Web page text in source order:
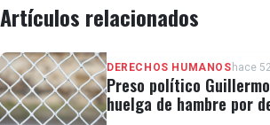
Artículos relacionados
DERECHOS HUMANOS hace
Preso político
huelga de hambre por